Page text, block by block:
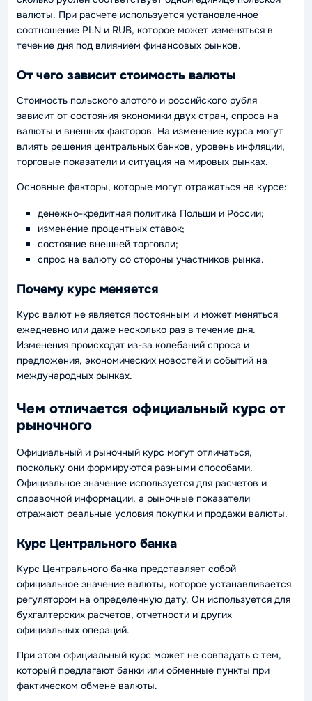
валюты. При расчете используется установленное
соотношение PLN и RUB, которое может изменяться в
течение дня под влиянием финансовых рынков.
От чего зависит стоимость валюты
Стоимость польского злотого и российского рубля
зависит от состояния экономики двух стран, спроса на
валюты и внешних факторов. На изменение курса могут
влиять решения центральных банков, уровень инфляции,
торговые показатели и ситуация на мировых рынках.
Основные факторы, которые могут отражаться на курсе:
денежно-кредитная политика Польши и России;
изменение процентных ставок;
состояние внешней торговли;
спрос на валюту со стороны участников рынка.
Почему курс меняется
Курс валют не является постоянным и может меняться
ежедневно или даже несколько раз в течение дня.
Изменения происходят из-за колебаний спроса и
предложения, экономических новостей и событий на
международных рынках.
Чем отличается официальный курс от
рыночного
Официальный и рыночный курс могут отличаться,
поскольку они формируются разными способами.
Официальное значение используется для расчетов и
справочной информации, а рыночные показатели
отражают реальные условия покупки и продажи валюты.
Курс Центрального банка
Курс Центрального банка представляет собой
официальное значение валюты, которое устанавливается
регулятором на определенную дату. Он используется для
бухгалтерских расчетов, отчетности и других
официальных операций.
При этом официальный курс может не совпадать с тем,
который предлагают банки или обменные пункты при
фактическом обмене валюты.